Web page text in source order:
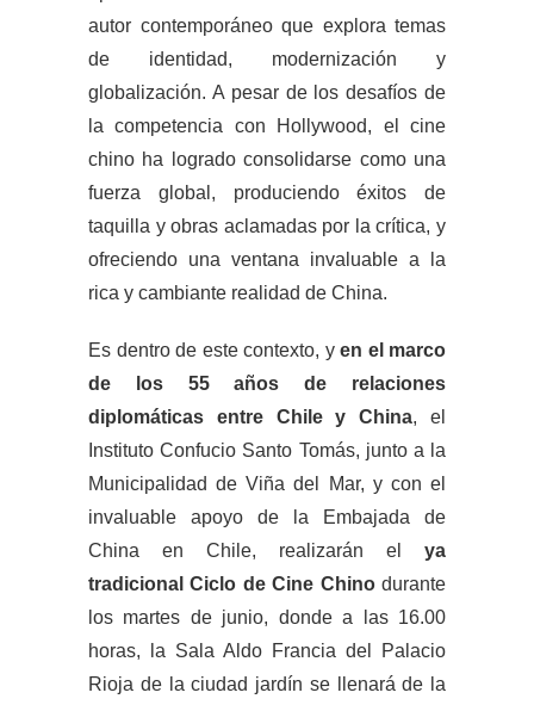
autor contemporáneo que explora temas
de identidad, modernización y
globalización. A pesar de los desafíos de
la competencia con Hollywood, el cine
chino ha logrado consolidarse como una
fuerza global, produciendo éxitos de
taquilla y obras aclamadas por la crítica, y
ofreciendo una ventana invaluable a la
rica y cambiante realidad de China.
Es dentro de este contexto, y en el marco
de los 55 años de relaciones
diplomáticas entre Chile y China, el
Instituto Confucio Santo Tomás, junto a la
Municipalidad de Viña del Mar, y con el
invaluable apoyo de la Embajada de
China en Chile, realizarán el ya
tradicional Ciclo de Cine Chinodurante
los martes de junio, donde a las 16.00
horas, la Sala Aldo Francia del Palacio
Rioja de la ciudad jardín se llenará de la